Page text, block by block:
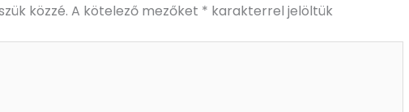
közzé. A kötelező mezőket * karakterrel jelöltük